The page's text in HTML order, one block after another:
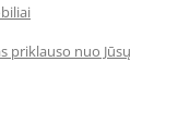
priklauso nuo Jūsų